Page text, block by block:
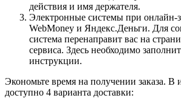
действия и имя держателя.
Электронные системы при онлайн-
WebMoney и Яндекс.Деньги. Для
система перенаправит вас на
сервиса. Здесь необходимо
инструкции.
Экономьте время на получении заказа. В
доступно 4 варианта доставки: